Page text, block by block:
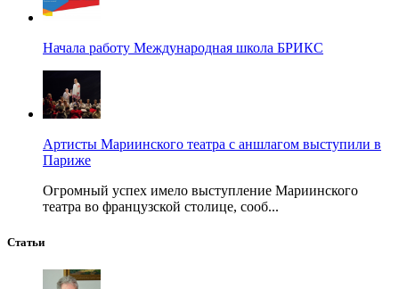
Начала работу Международная школа БРИКС
Артисты Мариинского театра с аншлагом выступили в
Париже
Огромный успех имело выступление Мариинского
театра во французской столице, сооб...
Статьи